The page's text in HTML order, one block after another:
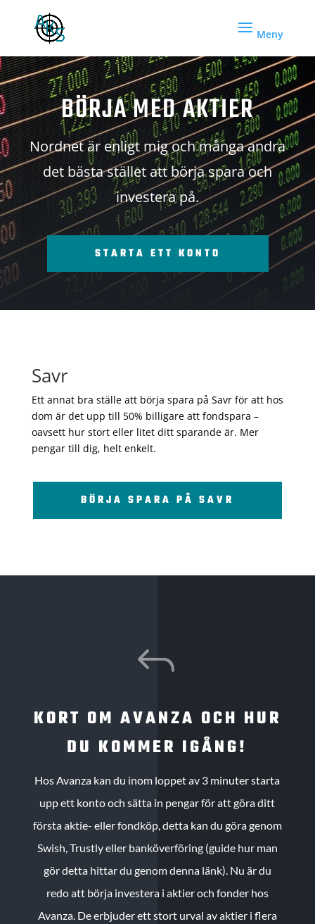
BÖRJA MED AKTIER
Nordnet är enligt mig och många andra
det bästa stället att börja spara och
investera på.
STARTA ETT KONTO
Savr
Ett annat bra ställe att börja spara på Savr för att hos
dom är det upp till 50% billigare att fondspara –
oavsett hur stort eller litet ditt sparande är. Mer
pengar till dig, helt enkelt.
BÖRJA SPARA PÅ SAVR
J
KORT OM AVANZA OCH HUR
DU KOMMER IGÅNG!
Hos Avanza kan du inom loppet av 3 minuter starta
upp ett konto och sätta in pengar för att göra ditt
första aktie- eller fondköp, detta kan du göra genom
Swish, Trustly eller banköverföring (guide hur man
gör detta hittar du genom denna länk). Nu är du
redo att börja investera i aktier och fonder hos
Avanza. De erbjuder ett stort urval av aktier i flera